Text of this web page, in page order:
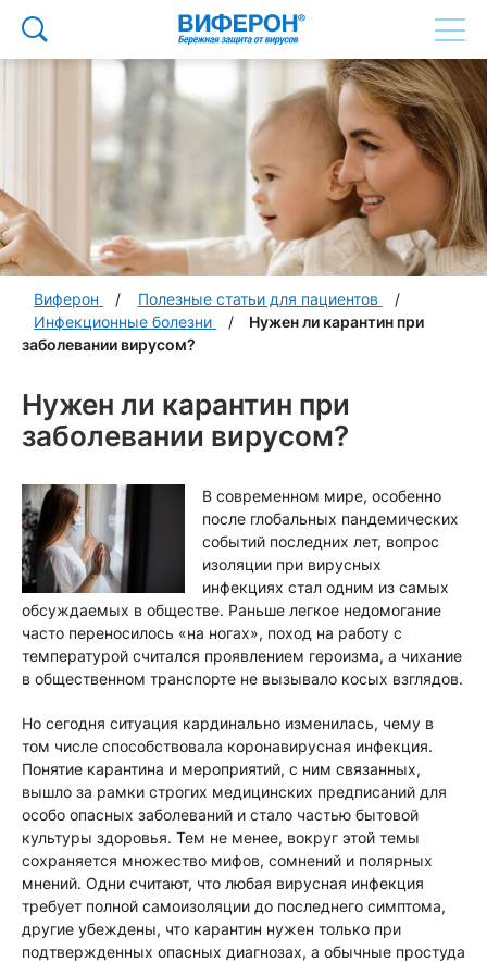
Виферон
Полезные статьи для пациентов
Инфекционные болезни
Нужен ли карантин при
заболевании вирусом?
Нужен ли карантин при
заболевании вирусом?
В современном мире, особенно
после глобальных пандемических
событий последних лет, вопрос
изоляции при вирусных
инфекциях стал одним из самых
обсуждаемых в обществе. Раньше легкое недомогание
часто переносилось «на ногах», поход на работу с
температурой считался проявлением героизма, а чихание
в общественном транспорте не вызывало косых взглядов.
Но сегодня ситуация кардинально изменилась, чему в
том числе способствовала коронавирусная инфекция.
Понятие карантина и мероприятий, с ним связанных,
вышло за рамки строгих медицинских предписаний для
особо опасных заболеваний и стало частью бытовой
культуры здоровья. Тем не менее, вокруг этой темы
сохраняется множество мифов, сомнений и полярных
мнений. Одни считают, что любая вирусная инфекция
требует полной самоизоляции до последнего симптома,
другие убеждены, что карантин нужен только при
подтвержденных опасных диагнозах, а обычные простуда